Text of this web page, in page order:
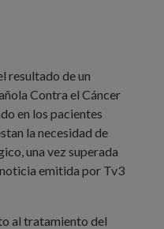
resultado de un
Contra el Cáncer
en los pacientes
la necesidad de
una vez superada
emitida por Tv3
al tratamiento del